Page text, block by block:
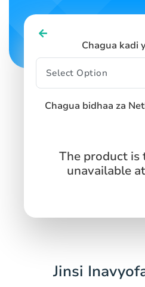
Chagua kadi
Chagua bidhaa za
The product
unavailable
Jinsi